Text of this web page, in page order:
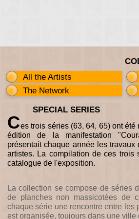
All the Artists
The Network
SPECIAL SERIES
Ces trois séries (63, 64, 65) ont
édition de la manifestation
présentait chaque année les
artistes. La compilation de ces trois
catalogue de l'exposition.
La collection se compose de séries
de planches non massicotées de
chaque série une rencontre entre les
est organisée, toujours dans une ville